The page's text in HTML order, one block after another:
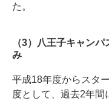
た。
（3）八王子キャン
み
平成18年度からスタ
度として、過去2年間